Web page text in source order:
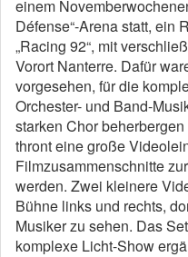
einem
Défense“-Arena statt, ein
„Racing 92“, mit
Vorort Nanterre. Dafür
vorgesehen, für die
Orchester- und Band-
starken Chor
thront eine große
Filmzusammenschnitte
werden. Zwei kleinere
Bühne links und rechts,
Musiker zu sehen. Das
komplexe Licht-Show